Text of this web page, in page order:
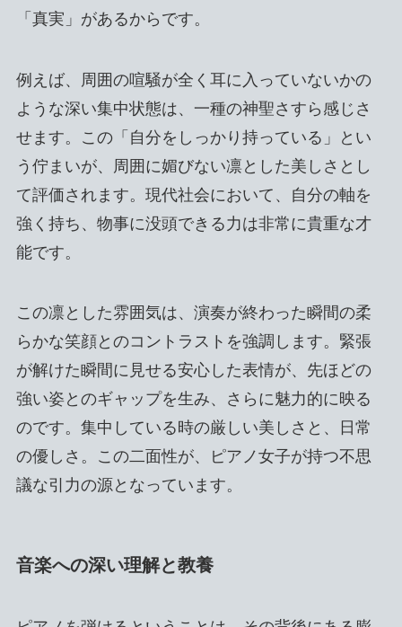
「真実」があるからです。
例えば、周囲の喧騒が全く耳に入っていないかの
ような深い集中状態は、一種の神聖さすら感じさ
せます。この「自分をしっかり持っている」とい
う佇まいが、周囲に媚びない凛とした美しさとし
て評価されます。現代社会において、自分の軸を
強く持ち、物事に没頭できる力は非常に貴重な才
能です。
この凛とした雰囲気は、演奏が終わった瞬間の柔
らかな笑顔とのコントラストを強調します。緊張
が解けた瞬間に見せる安心した表情が、先ほどの
強い姿とのギャップを生み、さらに魅力的に映る
のです。集中している時の厳しい美しさと、日常
の優しさ。この二面性が、ピアノ女子が持つ不思
議な引力の源となっています。
音楽への深い理解と教養